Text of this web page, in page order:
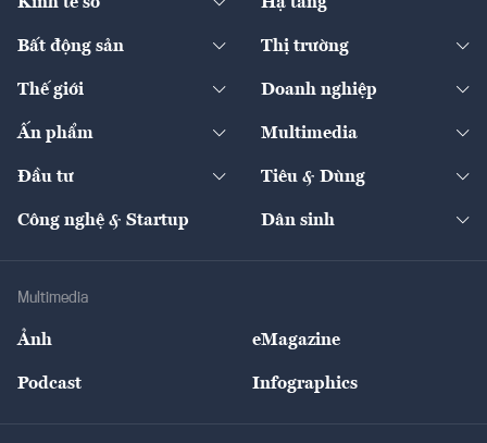
Diễn đàn
Bảo hiểm
Khung pháp lý
Sản phẩm - Thị trường
Start-up
Quản trị số
Bất động sản
Chính sách
Tư vấn
Thị trường
Thị trường
Nông sản
Thế giới
Kinh tế
Doanh nghiệp
Ấn phẩm
The Guide
Multimedia
Đầu tư Tiêu & Dùng
Giải trí
Công nghệ & Startup Dân sinh
Multimedia
Ảnh eMagazine
Podcast Infographics